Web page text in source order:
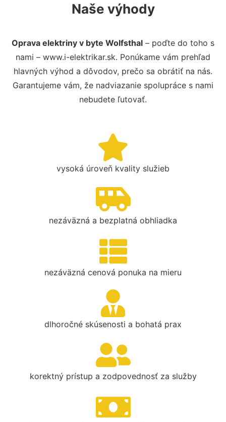
Naše výhody
Oprava elektriny v byte Wolfsthal – poďte do toho s
nami – www.i-elektrikar.sk. Ponúkame vám prehľad
hlavných výhod a dôvodov, prečo sa obrátiť na nás.
Garantujeme vám, že nadviazanie spolupráce s nami
nebudete ľutovať.
vysoká úroveň kvality služieb
nezáväzná a bezplatná obhliadka
nezáväzná cenová ponuka na mieru
dlhoročné skúsenosti a bohatá prax
korektný prístup a zodpovednosť za služby